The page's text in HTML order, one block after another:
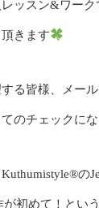
ッスン&ワー
きます
る皆様、メー
のチェックに
の
が初めて！とい